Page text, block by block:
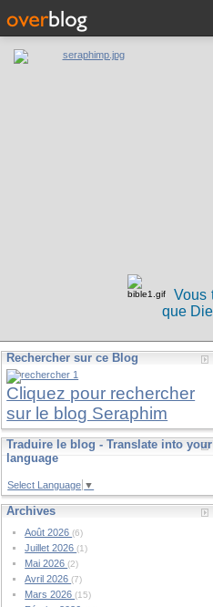
Vous
que
Rechercher sur ce Blog
Cliquez pour rechercher
sur le blog Seraphim
Traduire le blog - Translate into your
language
Select Language ▼
Archives
Août 2026(6)
Juillet 2026(1)
Mai 2026(2)
Avril 2026(7)
Mars 2026(15)